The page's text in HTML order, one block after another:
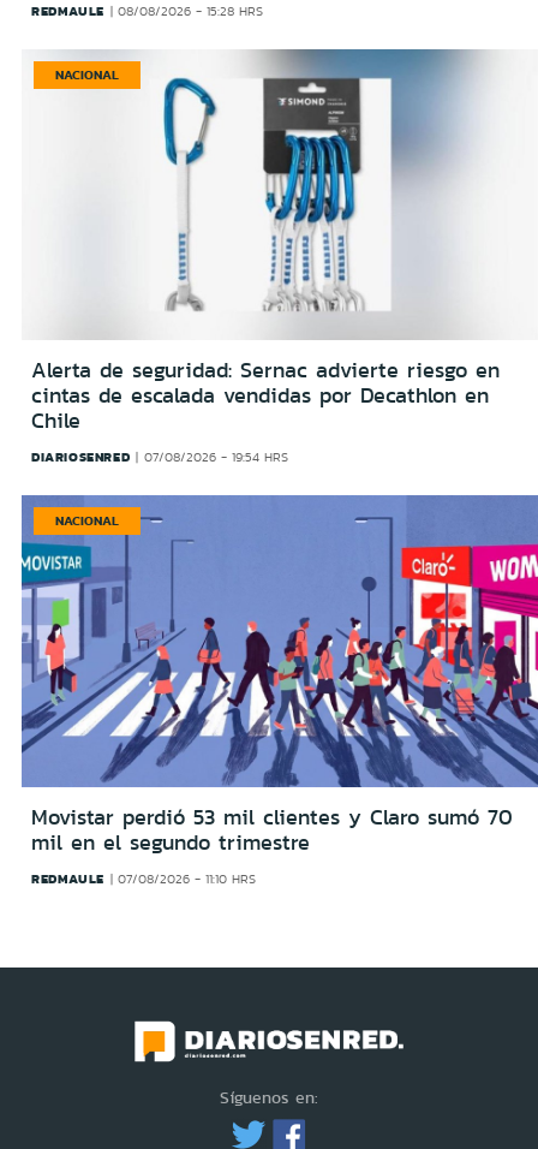
REDMAULE 08/08/2026 - 15:28 HRS
NACIONAL
Alerta de seguridad: Sernac advierte riesgo en
cintas de escalada vendidas por Decathlon en
Chile
DIARIOSENRED 07/08/2026 - 19:54 HRS
NACIONAL
Movistar perdió 53 mil clientes y Claro sumó 70
mil en el segundo trimestre
REDMAULE 07/08/2026 - 11:10 HRS
Síguenos en: